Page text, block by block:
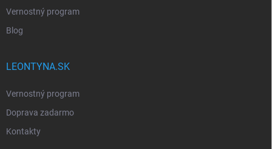
Vernostný program
Blog
LEONTYNA.SK
Vernostný program
Doprava zadarmo
Kontakty